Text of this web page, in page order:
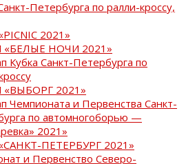
Петербурга по ралли-кроссу,
2021»
«БЕЛЫЕ НОЧИ 2021»
Кубка Санкт-Петербурга по
2021»
Чемпионата и Первенства Санкт-
по автомногоборью —
2021»
ПЕТЕРБУРГ 2021»
и Первенство Северо-